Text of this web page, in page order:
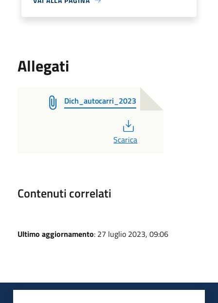
Allegati
Dich_autocarri_2023
Scarica
Contenuti correlati
Ultimo aggiornamento: 27 luglio 2023, 09:06